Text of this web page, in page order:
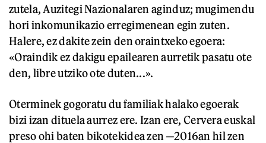
zutela, Auzitegi Nazionalaren aginduz; mugimendu
hori inkomunikazio erregimenean egin zuten.
Halere, ez dakite zein den oraintxeko egoera:
«Oraindik ez dakigu epailearen aurretik pasatu ote
den, libre utziko ote duten...».
Oterminek gogoratu du familiak halako egoerak
bizi izan dituela aurrez ere. Izan ere, Cervera euskal
preso ohi baten bikotekidea zen ─2016an hil zen